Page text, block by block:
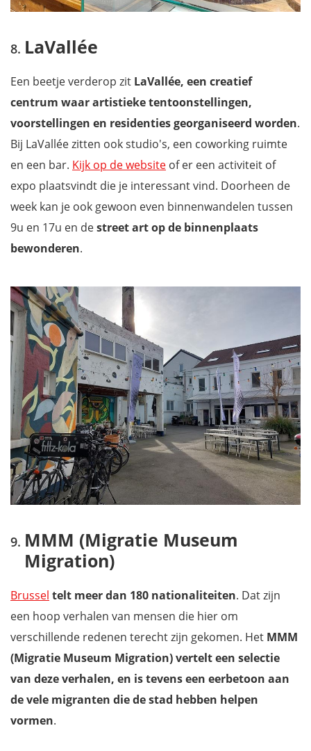
LaVallée
Een beetje verderop zit LaVallée, een creatief
centrum waar artistieke tentoonstellingen,
voorstellingen en residenties georganiseerd worden.
Bij LaVallée zitten ook studio's, een coworking ruimte
en een bar. Kijk op de website of er een activiteit of
expo plaatsvindt die je interessant vind. Doorheen de
week kan je ook gewoon even binnenwandelen tussen
9u en 17u en destreet art op de binnenplaats
bewonderen.
MMM (Migratie Museum
Migration)
Brussel telt meer dan 180 nationaliteiten. Dat zijn
een hoop verhalen van mensen die hier om
verschillende redenen terecht zijn gekomen. Het MMM
(Migratie Museum Migration) vertelt een selectie
van deze verhalen, en is tevens een eerbetoon aan
de vele migranten die de stad hebben helpen
vormen.